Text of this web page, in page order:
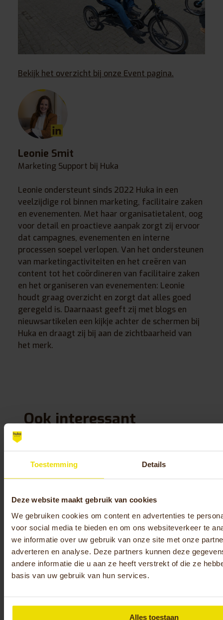
Toestemming Details
Deze website maakt gebruik van cookies
We gebruiken cookies om content en advertenties te
voor social media te bieden en om ons websiteverkeer te
we informatie over uw gebruik van onze site met onze
adverteren en analyse. Deze partners kunnen deze
andere informatie die u aan ze heeft verstrekt of die ze
basis van uw gebruik van hun services.
Alles toestaan
Bekijk het overzicht bij onze Event pagina.
Leonie Smit
Marketing Support bij Huka
Leonie ondersteunt sinds 2022 Huka in een
veelzijdige rol binnen marketing, facilitaire zaken
en evenementen. Met haar organisatietalent, oog
voor detail en proactieve aanpak zorgt zij ervoor
dat campagnes, evenementen en interne
processen soepel verlopen. Van het ondersteunen
van marketingactiviteiten en het creëren van
content tot het coördineren van facilitaire zaken
en het organiseren van evenementen: Leonie
houdt graag overzicht en zorgt dat alles goed
geregeld is. Daarnaast geeft zij met blogs en
nieuwsartikelen een kijkje achter de schermen bij
Huka en draagt zij bij aan de zichtbaarheid van
het merk.
Ook interessant
28-10-2026 22-